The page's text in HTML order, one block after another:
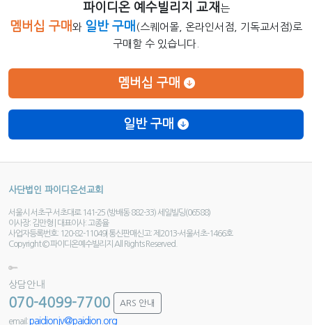
파이디온 예수빌리지 교재 는
멤버십 구매 와 일반 구매 (스퀘어몰, 온라인서점, 기독교서점)로
구매할 수 있습니다.
멤버십 구매
일반 구매
사단법인 파이디온선교회
서울시 서초구 서초대로 141-25 (방배동 882-33) 세일빌딩(06588)
이사장: 김만형 | 대표이사: 고종율
사업자등록번호: 120-82-11049| 통신판매신고: 제2013-서울서초-1466호
Copyright © 파이디온예수빌리지 All Rights Reserved.
상담안내
070-4099-7700 ARS 안내
email: paidionjv@paidion.org